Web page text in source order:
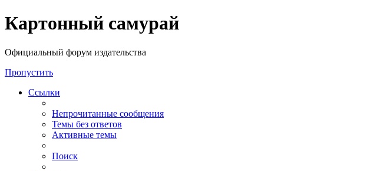
Регистрация
Картонный самурай
Официальный форум издательства
Пропустить
Ссылки
Непрочитанные сообщения
Темы без ответов
Активные темы
Поиск